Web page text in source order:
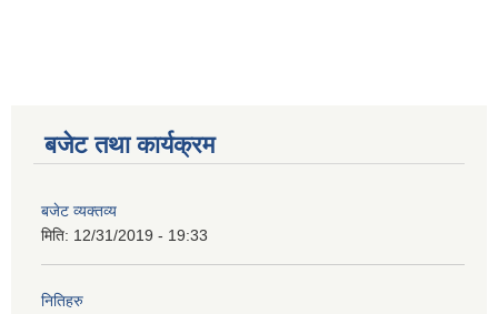
बजेट तथा कार्यक्रम
बजेट व्यक्तव्य
मिति: 12/31/2019 - 19:33
नितिहरु